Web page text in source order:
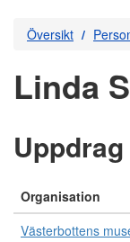
Översikt
Linda
Uppdrag
Organisation
Västerbottens